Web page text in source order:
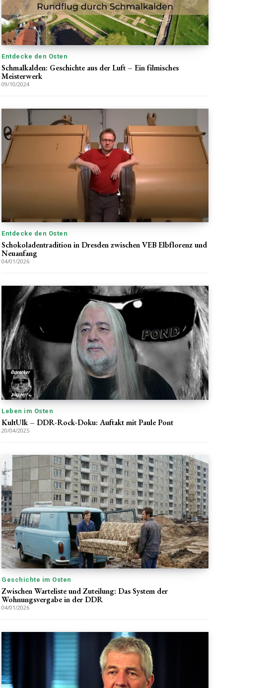
Entdecke den Osten
Schmalkalden: Geschichte aus der Luft – Ein filmisches
Meisterwerk
09/10/2024
Entdecke den Osten
Schokoladentradition in Dresden zwischen VEB Elbflorenz und
Neuanfang
04/01/2026
Leben im Osten
KultUlk – DDR-Rock-Doku: Auftakt mit Paule Pont
20/04/2025
Geschichte im Osten
Zwischen Warteliste und Zuteilung: Das System der
Wohnungsvergabe in der DDR
04/01/2026